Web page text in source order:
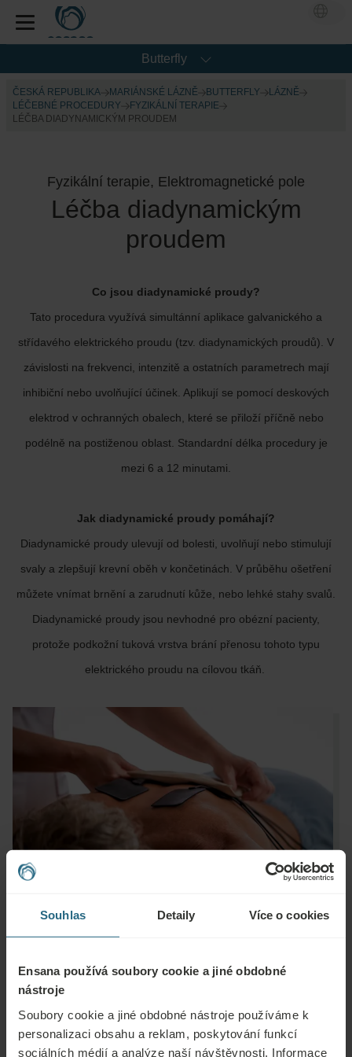
Souhlas Detaily Více o cookies
Ensana používá soubory cookie a jiné obdobné
nástroje
Soubory cookie a jiné obdobné nástroje používáme k
personalizaci obsahu a reklam, poskytování funkcí
sociálních médií a analýze naší návštěvnosti. Informace
Butterfly
ČESKÁ REPUBLIKA MARIÁNSKÉ LÁZNĚ BUTTERFLY
LÁZNĚ
LÉČEBNÉ PROCEDURY
FYZIKÁLNÍ TERAPIE
LÉČBA DIADYNAMICKÝM PROUDEM
Fyzikální terapie, Elektromagnetické pole
Léčba diadynamickým
proudem
Co jsou diadynamické proudy?
Tato procedura využívá simultánní aplikace galvanického a
střídavého elektrického proudu (tzv. diadynamických proudů). V
závislosti na frekvenci, intenzitě a ostatních parametrech mají
inhibiční nebo uvolňující účinek. Aplikují se pomocí deskových
elektrod v ochranných obalech, které se přiloží příčně nebo
podélně na postiženou oblast. Standardní délka procedury je
mezi 6 a 12 minutami.
Jak diadynamické proudy pomáhají?
Diadynamické proudy ulevují od bolesti, uvolňují nebo stimulují
svaly a zlepšují krevní oběh v končetinách. V průběhu ošetření
můžete vnímat brnění a zarudnutí kůže, nebo lehké stahy svalů.
Diadynamické proudy jsou nevhodné pro obézní pacienty,
protože podkožní tuková vrstva brání přenosu tohoto typu
elektrického proudu na cílovou tkáň.
Otázky
Obraťte se na nás s jakýmikoli dotazy ohledně našich hotelů Ensana nebo